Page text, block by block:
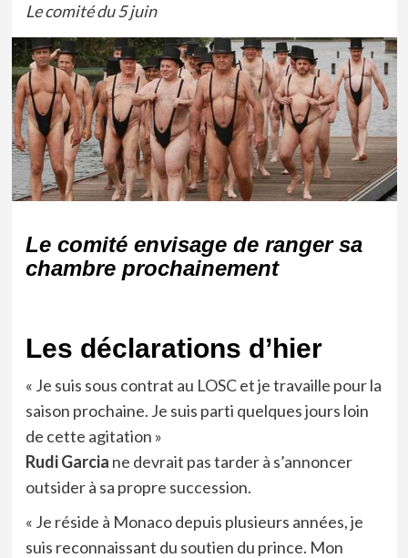
Le comité du 5 juin
Le comité envisage de ranger sa
chambre prochainement
Les déclarations d’hier
« Je suis sous contrat au LOSC et je travaille pour la
saison prochaine. Je suis parti quelques jours loin
de cette agitation »
Rudi Garcia ne devrait pas tarder à s’annoncer
outsider à sa propre succession.
« Je réside à Monaco depuis plusieurs années, je
suis reconnaissant du soutien du prince. Mon